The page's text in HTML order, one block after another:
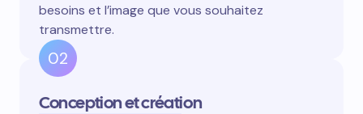
besoins et l’image que vous souhaitez
transmettre.
02
Conception et création